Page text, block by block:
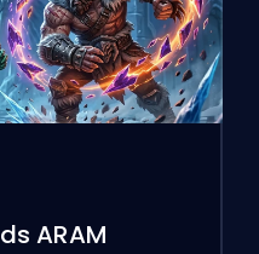
ARAM